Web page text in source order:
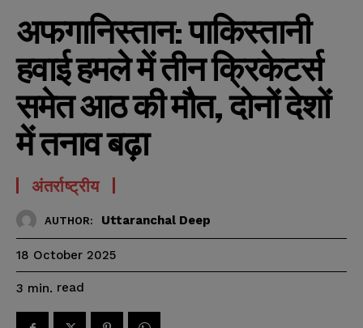
अफगानिस्तान: पाकिस्तानी
हवाई हमले में तीन क्रिकेटर्स
समेत आठ की मौत, दोनों देशों
में तनाव बढ़ा
अंतर्राष्ट्रीय
AUTHOR: Uttaranchal Deep
18 October 2025
3 min. read